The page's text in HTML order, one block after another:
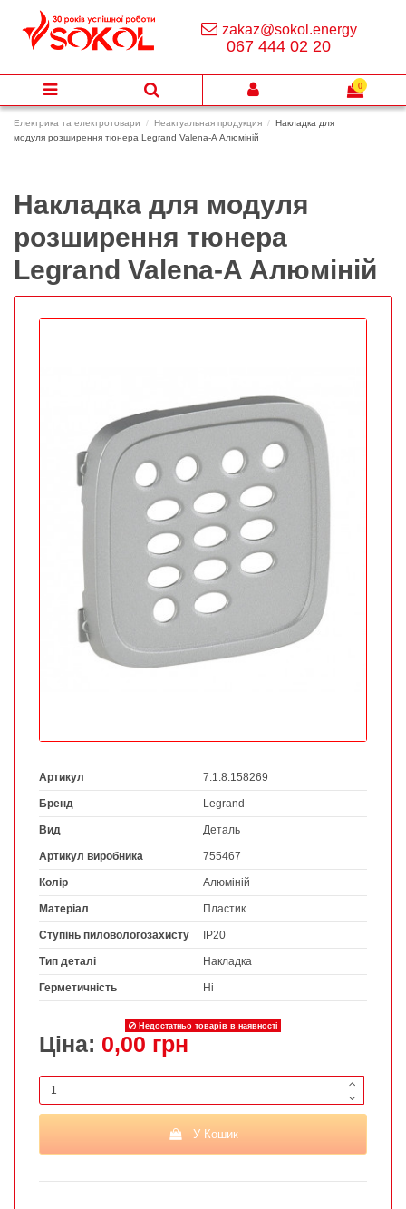
Електрика та електротовари Неактуальная продукция
Накладка для
модуля розширення тюнера Legrand Valena-A Алюміній
Накладка для модуля
розширення тюнера
Legrand Valena-A Алюміній
Артикул 7.1.8.158269
Бренд Legrand
Вид Деталь
Артикул виробника 755467
Колір Алюміній
Матеріал Пластик
Ступінь пиловологозахисту IP20
Тип деталі Накладка
Герметичність Ні
Недостатньо товарів в наявності
Ціна: 0,00 грн
У Кошик
zakaz@sokol.energy
067 444 02 20
0